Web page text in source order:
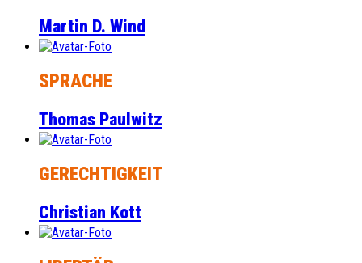
Martin D. Wind
SPRACHE
Thomas Paulwitz
GERECHTIGKEIT
Christian Kott